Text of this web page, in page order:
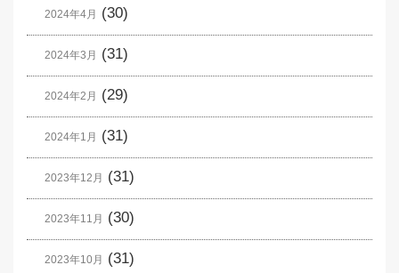
2024年4月 (30)
2024年3月 (31)
2024年2月 (29)
2024年1月 (31)
2023年12月 (31)
2023年11月 (30)
2023年10月 (31)